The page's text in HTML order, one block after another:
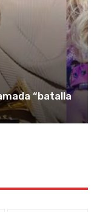
“batalla